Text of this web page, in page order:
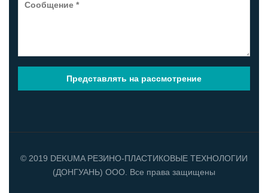
© 2019 DEKUMA РЕЗИНО-ПЛАСТИКОВЫЕ ТЕХНОЛОГИИ
(ДОНГУАНЬ) ООО. Все права защищены